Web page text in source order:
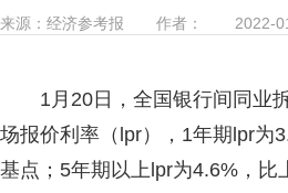
来源： 经济参考报 作者： 2022-
1月20日，全国银行间同业
场报价利率（lpr），1年期lpr为
基点；5年期以上lpr为4.6%，比